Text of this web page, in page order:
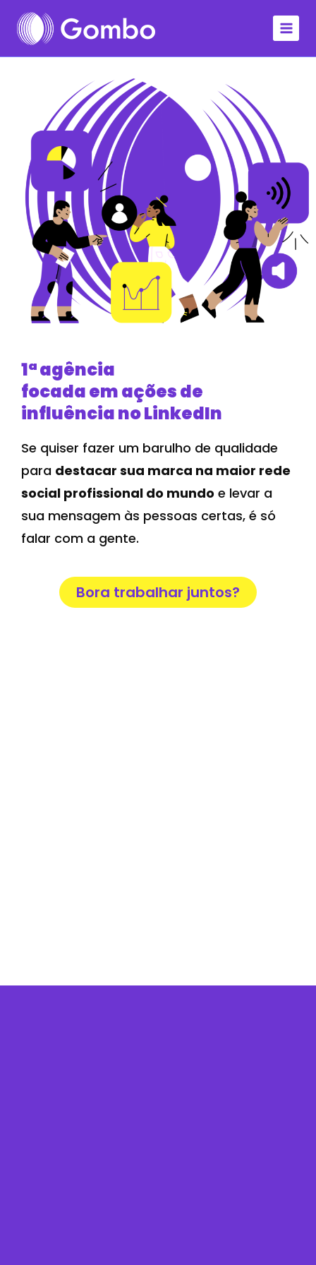
1ª agência
focada em ações de
influência no LinkedIn
Se quiser fazer um barulho de qualidade
para destacar sua marca na maior rede
social profissional do mundo e levar a
sua mensagem às pessoas certas, é só
falar com a gente.
Bora trabalhar juntos?